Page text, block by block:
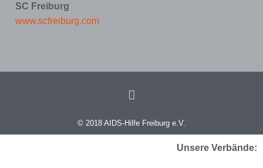
SC Freiburg
www.scfreiburg.com
© 2018 AIDS-Hilfe Freiburg e.V.
Unsere Verbände: